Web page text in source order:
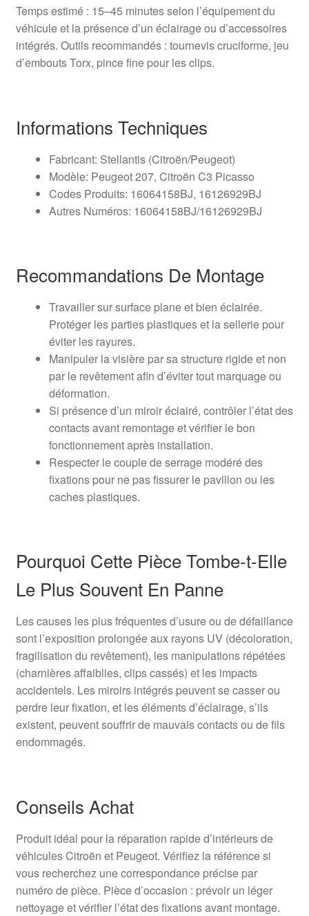
Temps estimé : 15–45 minutes selon l’équipement du
véhicule et la présence d’un éclairage ou d’accessoires
intégrés. Outils recommandés : tournevis cruciforme, jeu
d’embouts Torx, pince fine pour les clips.
Informations Techniques
Fabricant: Stellantis (Citroën/Peugeot)
Modèle: Peugeot 207, Citroën C3 Picasso
Codes Produits: 16064158BJ, 16126929BJ
Autres Numéros: 16064158BJ/16126929BJ
Recommandations De Montage
Travailler sur surface plane et bien éclairée.
Protéger les parties plastiques et la sellerie pour
éviter les rayures.
Manipuler la visière par sa structure rigide et non
par le revêtement afin d’éviter tout marquage ou
déformation.
Si présence d’un miroir éclairé, contrôler l’état des
contacts avant remontage et vérifier le bon
fonctionnement après installation.
Respecter le couple de serrage modéré des
fixations pour ne pas fissurer le pavillon ou les
caches plastiques.
Pourquoi Cette Pièce Tombe-t-Elle
Le Plus Souvent En Panne
Les causes les plus fréquentes d’usure ou de défaillance
sont l’exposition prolongée aux rayons UV (décoloration,
fragilisation du revêtement), les manipulations répétées
(charnières affaiblies, clips cassés) et les impacts
accidentels. Les miroirs intégrés peuvent se casser ou
perdre leur fixation, et les éléments d’éclairage, s’ils
existent, peuvent souffrir de mauvais contacts ou de fils
endommagés.
Conseils Achat
Produit idéal pour la réparation rapide d’intérieurs de
véhicules Citroën et Peugeot. Vérifiez la référence si
vous recherchez une correspondance précise par
numéro de pièce. Pièce d’occasion : prévoir un léger
nettoyage et vérifier l’état des fixations avant montage.